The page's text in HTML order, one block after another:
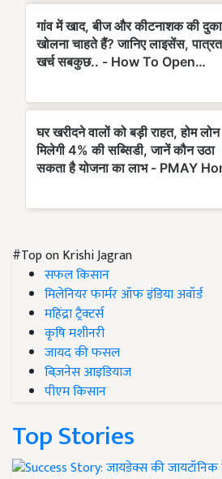
#Top on Krishi Jagran
सफल किसान
मिलेनियर फार्मर ऑफ इंडिया अवॉर्ड
महिंद्रा ट्रैक्टर्स
कृषि मशीनरी
जायद की फसल
बिज़नेस आइडियाज
पीएम किसान
Top Stories